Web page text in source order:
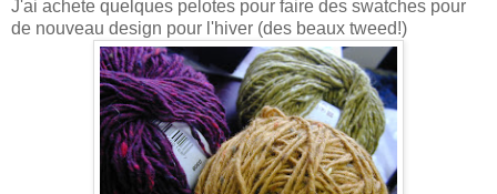
J'ai achete quelques pelotes pour faire des swatches pour
de nouveau design pour l'hiver (des beaux tweed!)